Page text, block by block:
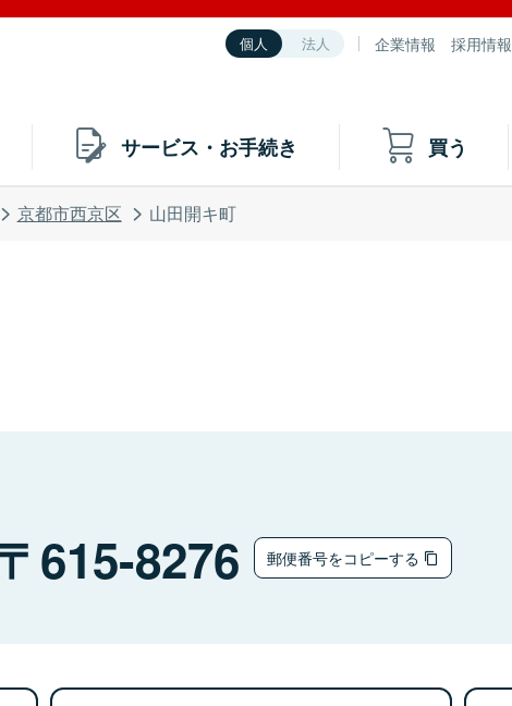
個人 法人 企業情報 採用情報
サービス・お手続き 買う
京都市西京区 山田開キ町
615-8276 郵便番号をコピーする